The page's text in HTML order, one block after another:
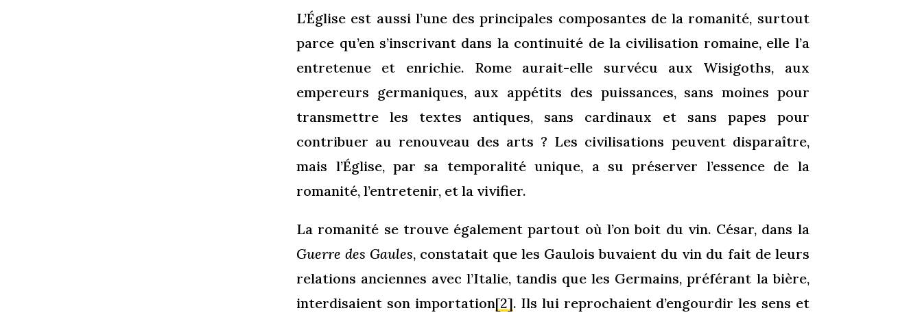
L’Église est aussi l’une des principales composantes de la romanité, surtout
parce qu’en s’inscrivant dans la continuité de la civilisation romaine, elle l’a
entretenue et enrichie. Rome aurait-elle survécu aux Wisigoths, aux
empereurs germaniques, aux appétits des puissances, sans moines pour
transmettre les textes antiques, sans cardinaux et sans papes pour
contribuer au renouveau des arts ? Les civilisations peuvent disparaître,
mais l’Église, par sa temporalité unique, a su préserver l’essence de la
romanité, l’entretenir, et la vivifier.
La romanité se trouve également partout où l’on boit du vin. César, dans la
Guerre des Gaules, constatait que les Gaulois buvaient du vin du fait de leurs
relations anciennes avec l’Italie, tandis que les Germains, préférant la bière,
interdisaient son importation[2]. Ils lui reprochaient d’engourdir les sens et